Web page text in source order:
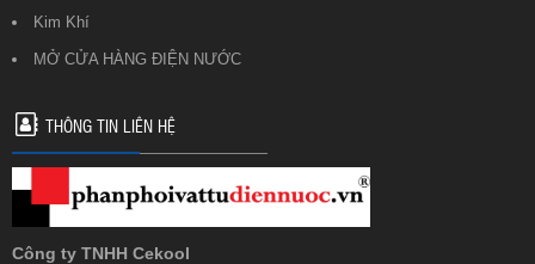
Kim Khí
MỞ CỬA HÀNG ĐIỆN NƯỚC
THÔNG TIN LIÊN HỆ
Công ty TNHH Cekool